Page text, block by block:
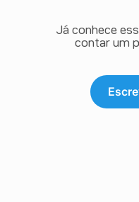
Já conhece
contar um